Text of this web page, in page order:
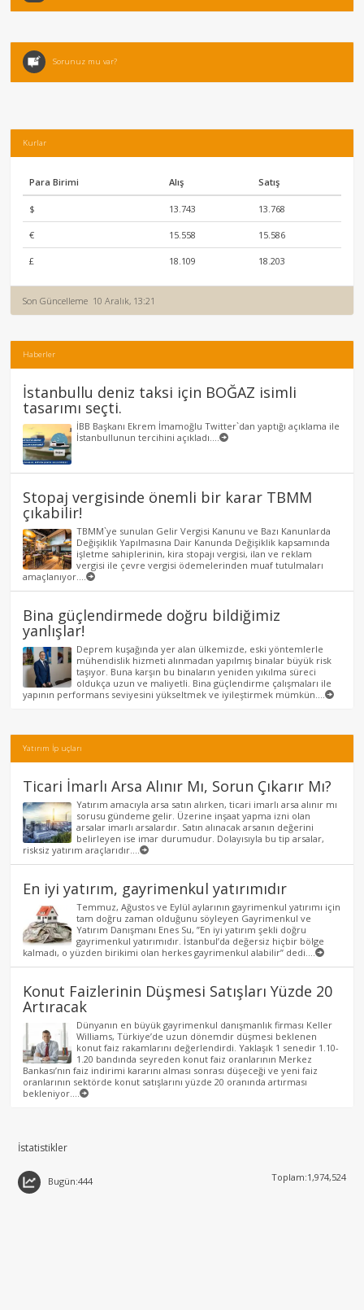
Sorunuz mu var?
Kurlar
Para Birimi Alış Satış
$ 13.743 13.768
€ 15.558 15.586
£ 18.109 18.203
Son Güncelleme 10 Aralık, 13:21
Haberler
İstanbullu deniz taksi için BOĞAZ isimli
tasarımı seçti.
İBB Başkanı Ekrem İmamoğlu Twitter`dan yaptığı açıklama ile
İstanbullunun tercihini açıkladı....
Stopaj vergisinde önemli bir karar TBMM
çıkabilir!
TBMM`ye sunulan Gelir Vergisi Kanunu ve Bazı Kanunlarda
Değişiklik Yapılmasına Dair Kanunda Değişiklik kapsamında
işletme sahiplerinin, kira stopajı vergisi, ilan ve reklam
vergisi ile çevre vergisi ödemelerinden muaf tutulmaları
amaçlanıyor....
Bina güçlendirmede doğru bildiğimiz
yanlışlar!
Deprem kuşağında yer alan ülkemizde, eski yöntemlerle
mühendislik hizmeti alınmadan yapılmış binalar büyük risk
taşıyor. Buna karşın bu binaların yeniden yıkılma süreci
oldukça uzun ve maliyetli. Bina güçlendirme çalışmaları ile
yapının performans seviyesini yükseltmek ve iyileştirmek mümkün....
Yatırım İp uçları
Ticari İmarlı Arsa Alınır Mı, Sorun Çıkarır Mı?
Yatırım amacıyla arsa satın alırken, ticari imarlı arsa alınır mı
sorusu gündeme gelir. Üzerine inşaat yapma izni olan
arsalar imarlı arsalardır. Satın alınacak arsanın değerini
belirleyen ise imar durumudur. Dolayısıyla bu tip arsalar,
risksiz yatırım araçlarıdır....
En iyi yatırım, gayrimenkul yatırımıdır
Temmuz, Ağustos ve Eylül aylarının gayrimenkul yatırımı için
tam doğru zaman olduğunu söyleyen Gayrimenkul ve
Yatırım Danışmanı Enes Su, ”En iyi yatırım şekli doğru
gayrimenkul yatırımıdır. İstanbul’da değersiz hiçbir bölge
kalmadı, o yüzden birikimi olan herkes gayrimenkul alabilir” dedi....
Konut Faizlerinin Düşmesi Satışları Yüzde 20
Artıracak
Dünyanın en büyük gayrimenkul danışmanlık firması Keller
Williams, Türkiye’de uzun dönemdir düşmesi beklenen
konut faiz rakamlarını değerlendirdi. Yaklaşık 1 senedir 1.10-
1.20 bandında seyreden konut faiz oranlarının Merkez
Bankası’nın faiz indirimi kararını alması sonrası düşeceği ve yeni faiz
oranlarının sektörde konut satışlarını yüzde 20 oranında artırması
bekleniyor....
İstatistikler
Bugün:444 Toplam:1,974,524